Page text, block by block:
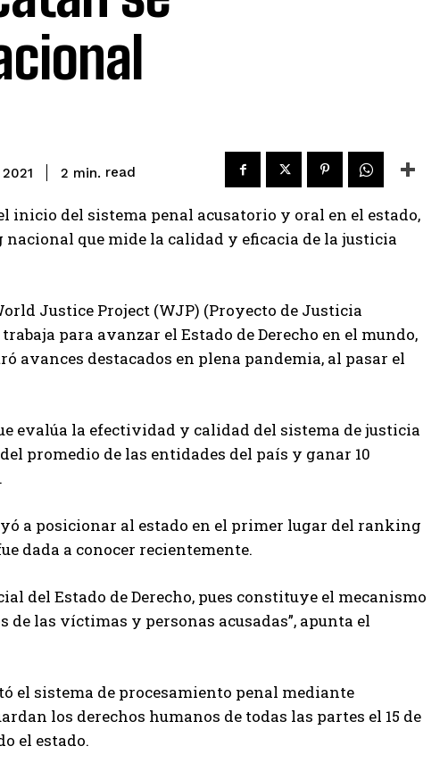
2 min. read
inicio del sistema penal acusatorio y oral en el estado,
que mide la calidad y eficacia de la justicia
Justice Project (WJP) (Proyecto de Justicia
para avanzar el Estado de Derecho en el mundo,
avances destacados en plena pandemia, al pasar el
evalúa la efectividad y calidad del sistema de justicia
promedio de las entidades del país y ganar 10
a posicionar al estado en el primer lugar del ranking
dada a conocer recientemente.
del Estado de Derecho, pues constituye el mecanismo
las víctimas y personas acusadas”, apunta el
el sistema de procesamiento penal mediante
los derechos humanos de todas las partes el 15 de
el estado.